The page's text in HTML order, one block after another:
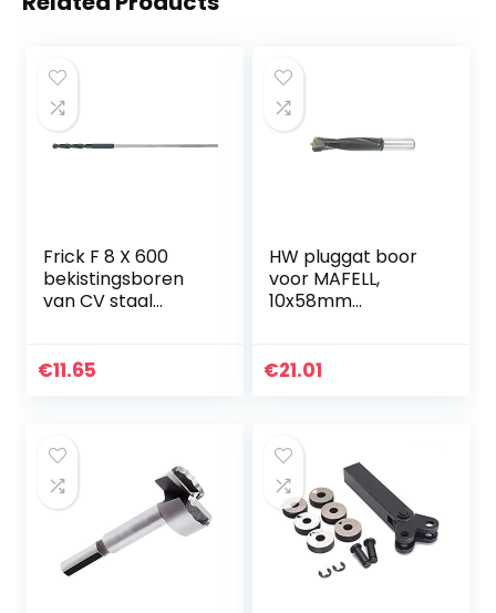
Frick F 8 X 600
bekistingsboren
van CV staal
€11.65
HW pluggat boor
voor MAFELL,
10x58mm
€21.01